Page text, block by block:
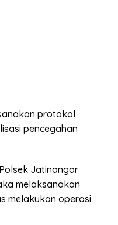
protokol
pencegahan
Jatinangor
melaksanakan
melakukan operasi